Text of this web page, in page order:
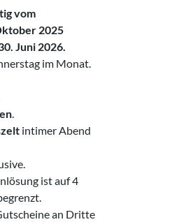
vom
2025
Juni 2026.
im Monat.
.
intimer Abend
ist auf 4
an Dritte